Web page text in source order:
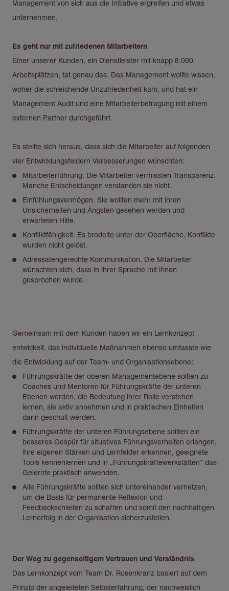
Management von sich aus die Initiative ergreifen und etwas
unternehmen.
Es geht nur mit zufriedenen Mitarbeitern
Einer unserer Kunden, ein Dienstleister mit knapp 8.000
Arbeitsplätzen, tat genau das. Das Management wollte wissen,
woher die schleichende Unzufriedenheit kam, und hat ein
Management Audit und eine Mitarbeiterbefragung mit einem
externen Partner durchgeführt.
Es stellte sich heraus, dass sich die Mitarbeiter auf folgenden
vier Entwicklungsfeldern Verbesserungen wünschten:
Mitarbeiterführung. Die Mitarbeiter vermissten Transparenz.
Manche Entscheidungen verstanden sie nicht.
Einfühlungsvermögen. Sie wollten mehr mit ihren
Unsicherheiten und Ängsten gesehen werden und
erwarteten Hilfe.
Konfliktfähigkeit. Es brodelte unter der Oberfläche, Konflikte
wurden nicht gelöst.
Adressatengerechte Kommunikation. Die Mitarbeiter
wünschten sich, dass in ihrer Sprache mit ihnen
gesprochen wurde.
Gemeinsam mit dem Kunden haben wir ein Lernkonzept
entwickelt, das individuelle Maßnahmen ebenso umfasste wie
die Entwicklung auf der Team- und Organisationsebene:
Führungskräfte der oberen Managementebene sollten zu
Coaches und Mentoren für Führungskräfte der unteren
Ebenen werden, die Bedeutung ihrer Rolle verstehen
lernen, sie aktiv annehmen und in praktischen Einheiten
darin geschult werden.
Führungskräfte der unteren Führungsebene sollten ein
besseres Gespür für situatives Führungsverhalten erlangen,
ihre eigenen Stärken und Lernfelder erkennen, geeignete
Tools kennenlernen und in „Führungskräftewerkstätten“ das
Gelernte praktisch anwenden.
Alle Führungskräfte sollten sich untereinander vernetzen,
um die Basis für permanente Reflexion und
Feedbackschleifen zu schaffen und somit den nachhaltigen
Lernerfolg in der Organisation sicherzustellen.
Der Weg zu gegenseitigem Vertrauen und Verständnis
Das Lernkonzept vom Team Dr. Rosenkranz basiert auf dem
Prinzip der angeleiteten Selbsterfahrung, der nachweislich